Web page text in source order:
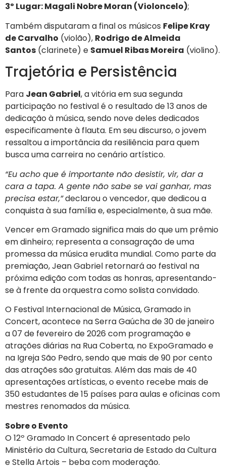
3º Lugar: Magali Nobre Moran (Violoncelo);
Também disputaram a final os músicos Felipe Kray
de Carvalho (violão), Rodrigo de Almeida
Santos (clarinete) e Samuel Ribas Moreira (violino).
Trajetória e Persistência
Para Jean Gabriel, a vitória em sua segunda
participação no festival é o resultado de 13 anos de
dedicação à música, sendo nove deles dedicados
especificamente à flauta. Em seu discurso, o jovem
ressaltou a importância da resiliência para quem
busca uma carreira no cenário artístico.
“Eu acho que é importante não desistir, vir, dar a
cara a tapa. A gente não sabe se vai ganhar, mas
precisa estar,”declarou o vencedor, que dedicou a
conquista à sua família e, especialmente, à sua mãe.
Vencer em Gramado significa mais do que um prêmio
em dinheiro; representa a consagração de uma
promessa da música erudita mundial. Como parte da
premiação, Jean Gabriel retornará ao festival na
próxima edição com todas as honras, apresentando-
se à frente da orquestra como solista convidado.
O Festival Internacional de Música, Gramado in
Concert, acontece na Serra Gaúcha de 30 de janeiro
a 07 de fevereiro de 2026 com programação e
atrações diárias na Rua Coberta, no ExpoGramado e
na Igreja São Pedro, sendo que mais de 90 por cento
das atrações são gratuitas. Além das mais de 40
apresentações artísticas, o evento recebe mais de
350 estudantes de 15 países para aulas e oficinas com
mestres renomados da música.
Sobre o Evento
O 12º Gramado In Concert é apresentado pelo
Ministério da Cultura, Secretaria de Estado da Cultura
e Stella Artois – beba com moderação.